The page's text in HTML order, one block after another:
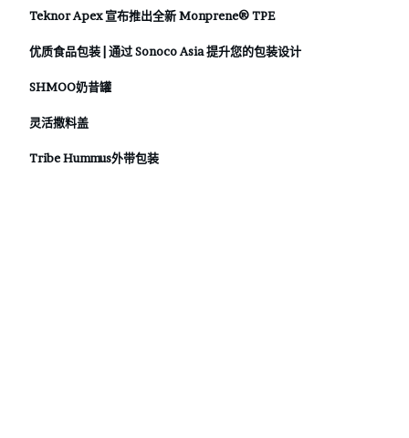
Teknor Apex 宣布推出全新 Monprene® TPE
优质食品包装 | 通过 Sonoco Asia 提升您的包装设计
SHMOO奶昔罐
灵活撒料盖
Tribe Hummus外带包装